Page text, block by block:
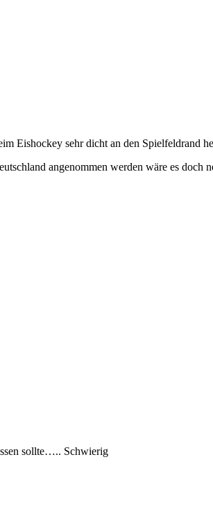
Eishockey sehr dicht an den Spielfeldrand
angenommen werden wäre es doch
sollte….. Schwierig